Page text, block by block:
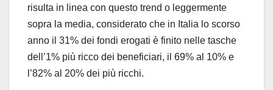
risulta in linea con questo trend o leggermente
sopra la media, considerato che in Italia lo scorso
anno il 31% dei fondi erogati è finito nelle tasche
dell’1% più ricco dei beneficiari, il 69% al 10% e
l’82% al 20% dei più ricchi.